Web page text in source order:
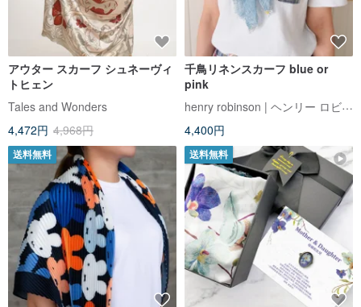
アウター スカーフ シュネーヴィ
トヒェン
Tales and Wonders
4,472円 4,968円
千鳥リネンスカーフ blue or
pink
henry robinson | ヘンリー ロビンソン
4,400円
送料無料 送料無料